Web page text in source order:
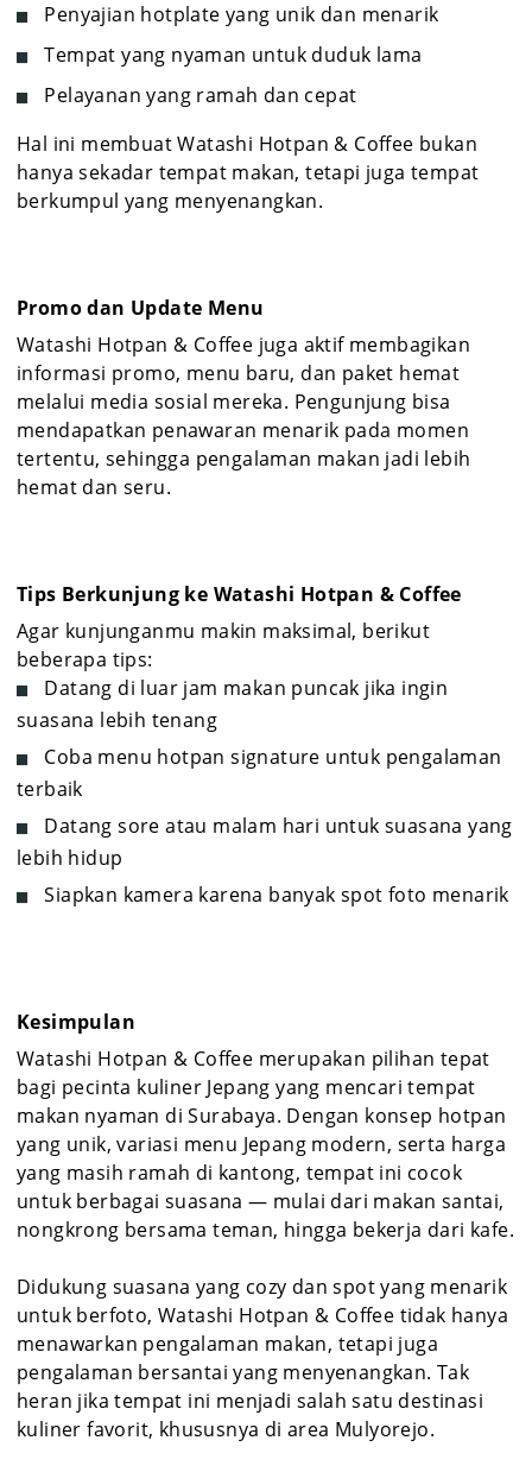
Penyajian hotplate yang unik dan menarik
Tempat yang nyaman untuk duduk lama
Pelayanan yang ramah dan cepat
Hal ini membuat Watashi Hotpan & Coffee bukan
hanya sekadar tempat makan, tetapi juga tempat
berkumpul yang menyenangkan.
Promo dan Update Menu
Watashi Hotpan & Coffee juga aktif membagikan
informasi promo, menu baru, dan paket hemat
melalui media sosial mereka. Pengunjung bisa
mendapatkan penawaran menarik pada momen
tertentu, sehingga pengalaman makan jadi lebih
hemat dan seru.
Tips Berkunjung ke Watashi Hotpan & Coffee
Agar kunjunganmu makin maksimal, berikut
beberapa tips:
Datang di luar jam makan puncak jika ingin
suasana lebih tenang
Coba menu hotpan signature untuk pengalaman
terbaik
Datang sore atau malam hari untuk suasana yang
lebih hidup
Siapkan kamera karena banyak spot foto menarik
Kesimpulan
Watashi Hotpan & Coffee merupakan pilihan tepat
bagi pecinta kuliner Jepang yang mencari tempat
makan nyaman di Surabaya. Dengan konsep hotpan
yang unik, variasi menu Jepang modern, serta harga
yang masih ramah di kantong, tempat ini cocok
untuk berbagai suasana — mulai dari makan santai,
nongkrong bersama teman, hingga bekerja dari kafe.
Didukung suasana yang cozy dan spot yang menarik
untuk berfoto, Watashi Hotpan & Coffee tidak hanya
menawarkan pengalaman makan, tetapi juga
pengalaman bersantai yang menyenangkan. Tak
heran jika tempat ini menjadi salah satu destinasi
kuliner favorit, khususnya di area Mulyorejo.